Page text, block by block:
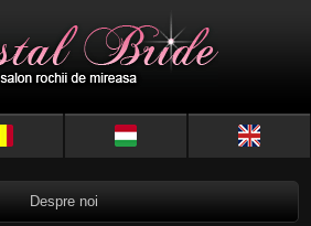
Despre noi